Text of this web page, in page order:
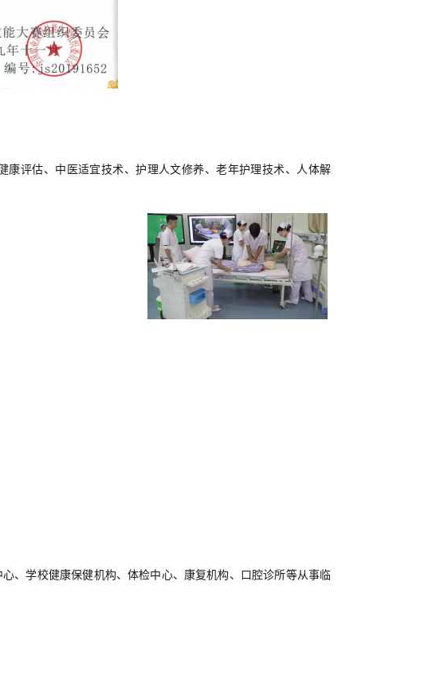
康评估、中医适宜技术、护理人文修养、老年护理技术、人体解
心、学校健康保健机构、体检中心、 康复机构、 口腔诊所等从事 临